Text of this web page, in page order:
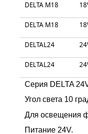
DELTA M18
DELTA M18
DELTAL24
DELTAL24
Серия DELTA
Угол света 10
Для освещения
Питание 24V.